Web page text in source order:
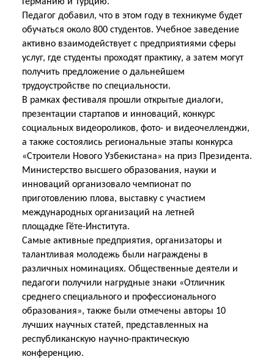
Педагог добавил, что в этом году в техникуме будет
обучаться около 800 студентов. Учебное заведение
активно взаимодействует с предприятиями сферы
услуг, где студенты проходят практику, а затем могут
получить предложение о дальнейшем
трудоустройстве по специальности.
В рамках фестиваля прошли открытые диалоги,
презентации стартапов и инноваций, конкурс
социальных видеороликов, фото- и видеочелленджи,
а также состоялись региональные этапы конкурса
«Строители Нового Узбекистана» на приз Президента.
Министерство высшего образования, науки и
инноваций организовало чемпионат по
приготовлению плова, выставку с участием
международных организаций на летней
площадке Гёте-Института.
Самые активные предприятия, организаторы и
талантливая молодежь были награждены в
различных номинациях. Общественные деятели и
педагоги получили нагрудные знаки «Отличник
среднего специального и профессионального
образования», также были отмечены авторы 10
лучших научных статей, представленных на
республиканскую научно-практическую
конференцию.